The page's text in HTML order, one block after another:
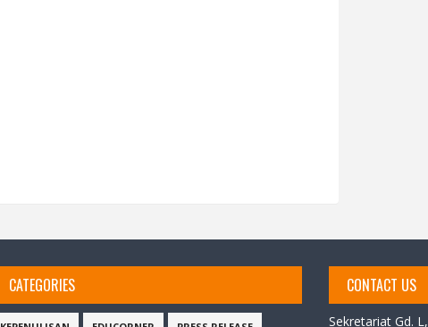
CATEGORIES CONTACT US
Sekretariat Gd. L,